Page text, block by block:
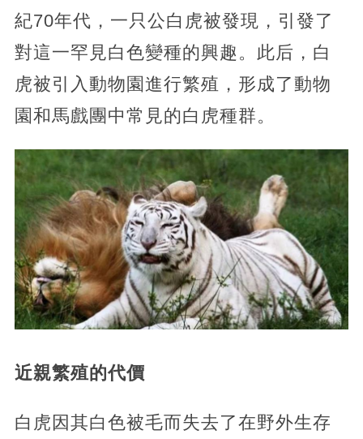
紀70年代，一只公白虎被發現，引發了
對這一罕見白色變種的興趣。此后，白
虎被引入動物園進行繁殖，形成了動物
園和馬戲團中常見的白虎種群。
近親繁殖的代價
白虎因其白色被毛而失去了在野外生存